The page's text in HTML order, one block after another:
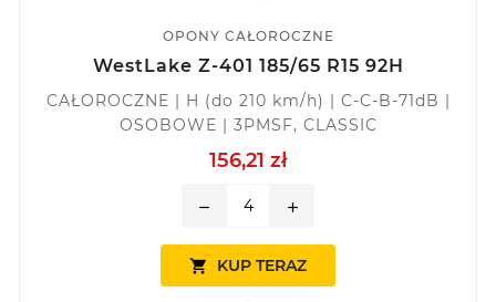
OPONY CAŁOROCZNE
WestLake Z-401 185/65 R15 92H
CAŁOROCZNE | H (do 210 km/h) | C-C-B-71dB |
OSOBOWE | 3PMSF, CLASSIC
156,21 zł
remove add
 KUP TERAZ